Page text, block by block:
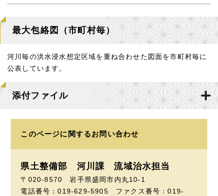
最大包絡図（市町村毎）
河川毎の洪水浸水想定区域を重ね合わせた図面を市町村毎に
公表しています。
添付ファイル
このページに関するお問い合わせ
県土整備部 河川課 流域治水担当
〒020-8570 岩手県盛岡市内丸10-1
電話番号：019-629-5905 ファクス番号：019-